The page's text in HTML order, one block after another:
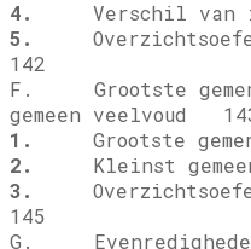
4.
Verschil van
5.
142
F. Grootste
gemeen veelvoud
1.
Grootste
2.
Kleinst
3.
145
G.